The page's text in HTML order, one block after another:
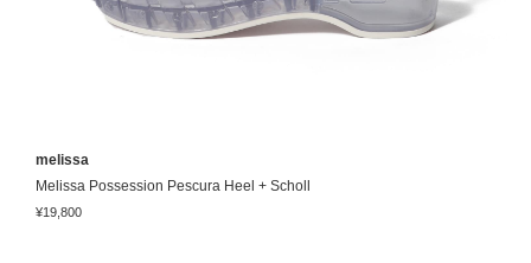
melissa
Melissa Possession Pescura Heel + Scholl
¥19,800